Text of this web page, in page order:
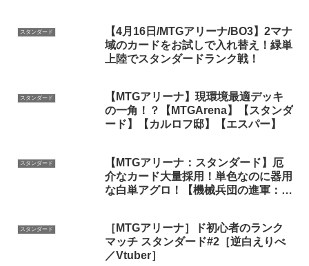
スタンダード
【4月16日/MTGアリーナ/BO3】2マナ
域のカードをお試しで入れ替え！緑単
上陸でスタンダードランク戦！
スタンダード
【MTGアリーナ】現環境最適デッキ
の一角！？【MTGArena】【スタンダ
ード】【カルロフ邸】【エスパー】
スタンダード
【MTGアリーナ：スタンダード】厄
介なカード大量採用！単色なのに器用
な白単アグロ！【機械兵団の進軍：決
スタンダード
［MTGアリーナ］ド初心者のランク
マッチ スタンダード#2［逆白えりべ
／Vtuber］